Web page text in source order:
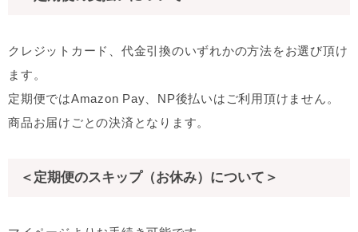
クレジットカード、代金引換のいずれかの方法をお選び頂け
ます。
定期便ではAmazon Pay、NP後払いはご利用頂けません。
商品お届けごとの決済となります。
＜定期便のスキップ（お休み）について＞